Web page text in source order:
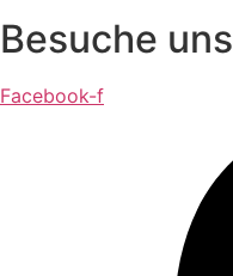
Besuche uns
Facebook-f